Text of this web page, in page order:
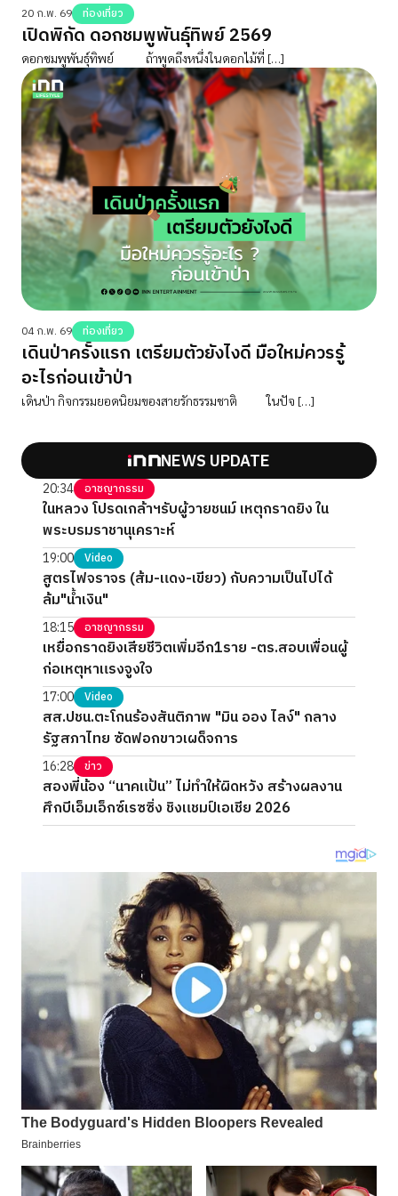
20 ก.พ. 69 ท่องเที่ยว
เปิดพิกัด ดอกชมพูพันธุ์ทิพย์ 2569
ดอกชมพูพันธุ์ทิพย์ ถ้าพูดถึงหนึ่งในดอกไม้ที่ […]
04 ก.พ. 69 ท่องเที่ยว
เดินป่าครั้งแรก เตรียมตัวยังไงดี มือใหม่ควรรู้
อะไรก่อนเข้าป่า
เดินป่า กิจกรรมยอดนิยมของสายรักธรรมชาติ ในปัจ […]
NEWS UPDATE
20:34 อาชญากรรม
ในหลวง โปรดเกล้าฯรับผู้วายชนม์ เหตุกราดยิง ใน
พระบรมราชานุเคราะห์
19:00 Video
สูตรไฟจราจร (ส้ม-แดง-เขียว) กับความเป็นไปได้
ล้ม"น้ำเงิน"
18:15 อาชญากรรม
เหยื่อกราดยิงเสียชีวิตเพิ่มอีก1ราย -ตร.สอบเพื่อนผู้
ก่อเหตุหาแรงจูงใจ
17:00 Video
สส.ปชน.ตะโกนร้องสันติภาพ "มิน ออง ไลง์" กลาง
รัฐสภาไทย ซัดฟอกขาวเผด็จการ
16:28 ข่าว
สองพี่น้อง “นาคแป้น” ไม่ทำให้ผิดหวัง สร้างผลงาน
ศึกบีเอ็มเอ็กซ์เรซซิ่ง ชิงแชมป์เอเชีย 2026